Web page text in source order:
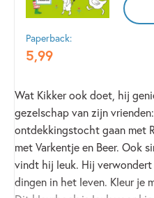
Paperback:
5,99
Wat Kikker ook doet, hij
gezelschap van zijn
ontdekkingstocht gaan met
met Varkentje en Beer. Ook
vindt hij leuk. Hij
dingen in het leven. Kleur je